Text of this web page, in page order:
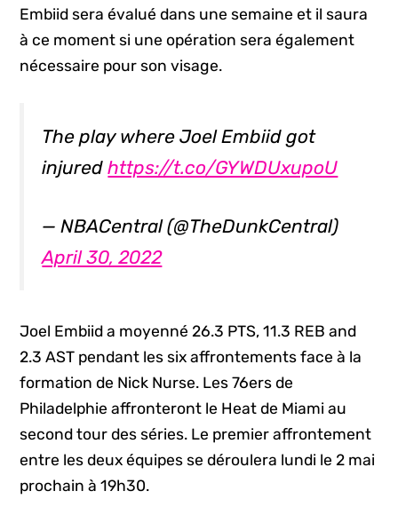
Embiid sera évalué dans une semaine et il saura
à ce moment si une opération sera également
nécessaire pour son visage.
The play where Joel Embiid got
injuredhttps://t.co/GYWDUxupoU
— NBACentral (@TheDunkCentral)
April 30, 2022
Joel Embiid a moyenné 26.3 PTS, 11.3 REB and
2.3 AST pendant les six affrontements face à la
formation de Nick Nurse. Les 76ers de
Philadelphie affronteront le Heat de Miami au
second tour des séries. Le premier affrontement
entre les deux équipes se déroulera lundi le 2 mai
prochain à 19h30.